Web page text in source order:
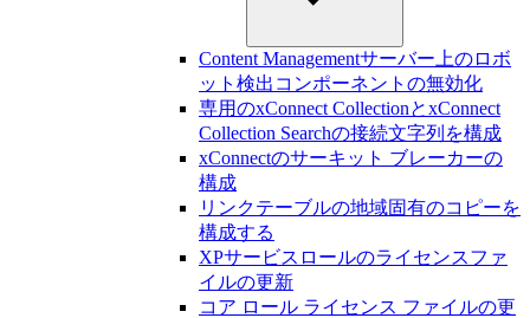
Content Managementサーバー上のロボ
ット検出コンポーネントの無効化
専用のxConnect CollectionとxConnect
Collection Searchの接続文字列を構成
xConnectのサーキット ブレーカーの
構成
リンクテーブルの地域固有のコピーを
構成する
XPサービスロールのライセンスファ
イルの更新
コア ロール ライセンス ファイルの更